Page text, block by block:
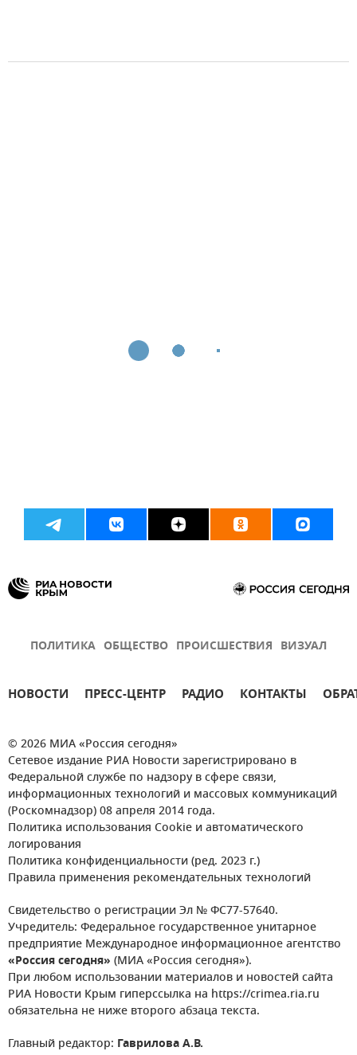
ПОЛИТИКА ОБЩЕСТВО ПРОИСШЕСТВИЯ ВИЗУАЛ
НОВОСТИ ПРЕСС-ЦЕНТР РАДИО КОНТАКТЫ
© 2026 МИА «Россия сегодня»
Сетевое издание РИА Новости зарегистрировано в
Федеральной службе по надзору в сфере связи,
информационных технологий и массовых коммуникаций
(Роскомнадзор) 08 апреля 2014 года.
Политика использования Cookie и автоматического
логирования
Политика конфиденциальности (ред. 2023 г.)
Правила применения рекомендательных технологий
Свидетельство о регистрации Эл № ФС77-57640.
Учредитель: Федеральное государственное унитарное
предприятие Международное информационное агентство
«Россия сегодня» (МИА «Россия сегодня»).
При любом использовании материалов и новостей сайта
РИА Новости Крым гиперссылка на https://crimea.ria.ru
обязательна не ниже второго абзаца текста.
Главный редактор: Гаврилова А.В.